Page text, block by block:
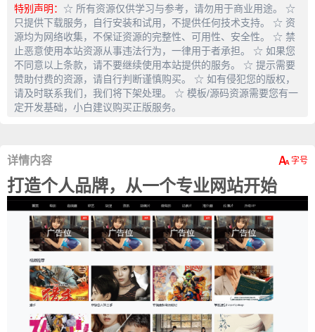
特别声明： ☆ 所有资源仅供学习与参考，请勿用于商业用途。 ☆
只提供下载服务，自行安装和试用，不提供任何技术支持。 ☆ 资
源均为网络收集，不保证资源的完整性、可用性、安全性。 ☆ 禁
止恶意使用本站资源从事违法行为，一律用于者承担。 ☆ 如果您
不同意以上条款，请不要继续使用本站提供的服务。 ☆ 提示需要
赞助付费的资源，请自行判断谨慎购买。 ☆ 如有侵犯您的版权，
请及时联系我们，我们将下架处理。 ☆ 模板/源码资源需要您有一
定开发基础，小白建议购买正版服务。
详情内容
打造个人品牌，从一个专业网站开始